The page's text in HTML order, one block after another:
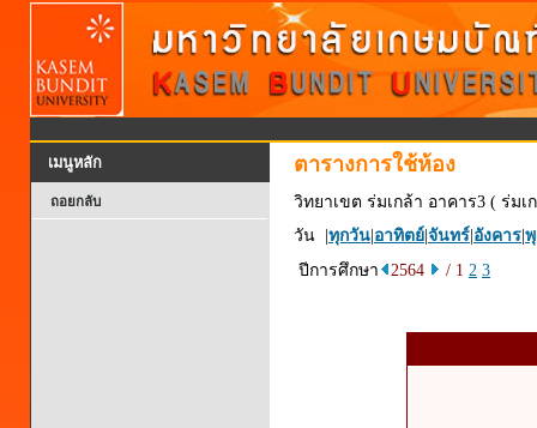
เมนูหลัก
ถอยกลับ
ตารางการใช้ห้อง
วิทยาเขต ร่มเกล้า อาคาร3 ( ร่มเ
วัน | ทุกวัน อาทิตย์ จันทร์ อังคาร
ปีการศึกษา
2564 / 1 2 3